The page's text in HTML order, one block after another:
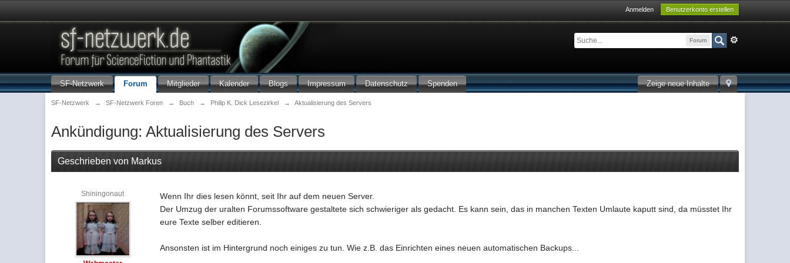
Anmelden Benutzerkonto erstellen
Forum
Zeige neue Inhalte
SF-Netzwerk Forum Mitglieder Kalender Blogs Impressum Datenschutz Spenden
SF-Netzwerk → SF-Netzwerk Foren → Buch → Philip K. Dick Lesezirkel → Aktualisierung des Servers
Ankündigung: Aktualisierung des Servers
Geschrieben von Markus
Shiningonaut
Wenn Ihr dies lesen könnt, seit Ihr auf dem neuen Server.
Der Umzug der uralten Forumssoftware gestaltete sich schwieriger als gedacht. Es kann sein, das in manchen Texten Umlaute kaputt sind, da müsstet Ihr
eure Texte selber editieren.
Ansonsten ist im Hintergrund noch einiges zu tun. Wie z.B. das Einrichten eines neuen automatischen Backups...